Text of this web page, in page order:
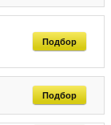
Подбор
Подбор